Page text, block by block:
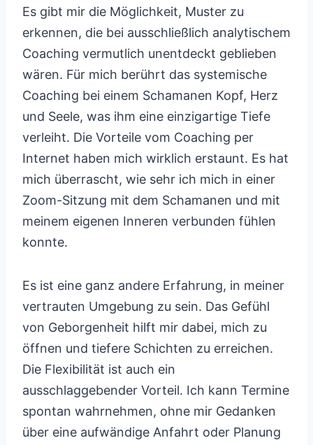
Es gibt mir die Möglichkeit, Muster zu
erkennen, die bei ausschließlich analytischem
Coaching vermutlich unentdeckt geblieben
wären. Für mich berührt das systemische
Coaching bei einem Schamanen Kopf, Herz
und Seele, was ihm eine einzigartige Tiefe
verleiht. Die Vorteile vom Coaching per
Internet haben mich wirklich erstaunt. Es hat
mich überrascht, wie sehr ich mich in einer
Zoom-Sitzung mit dem Schamanen und mit
meinem eigenen Inneren verbunden fühlen
konnte.
Es ist eine ganz andere Erfahrung, in meiner
vertrauten Umgebung zu sein. Das Gefühl
von Geborgenheit hilft mir dabei, mich zu
öffnen und tiefere Schichten zu erreichen.
Die Flexibilität ist auch ein
ausschlaggebender Vorteil. Ich kann Termine
spontan wahrnehmen, ohne mir Gedanken
über eine aufwändige Anfahrt oder Planung